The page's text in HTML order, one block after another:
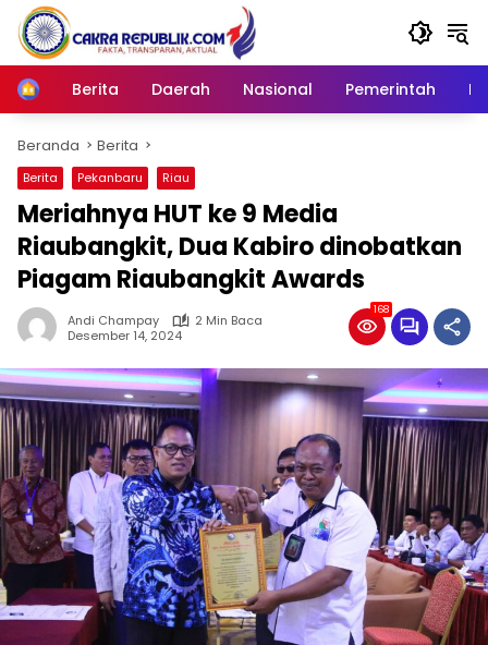
Langsung
konten
Home
Berita Daerah Nasional Pemerintah
Beranda Berita
Berita Pekanbaru Riau
Meriahnya HUT ke 9 Media
Riaubangkit, Dua Kabiro dinobatkan
Piagam Riaubangkit Awards
Andi Champay
2 Min Baca
Desember 14, 2024
168